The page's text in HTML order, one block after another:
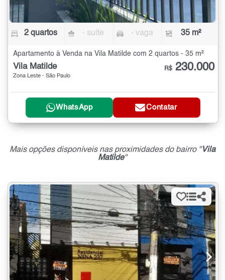
2 quartos - suíte - vaga 35 m²
Apartamento à Venda na Vila Matilde com 2 quartos - 35 m²
Vila Matilde
Zona Leste - São Paulo
R$ 230.000
WhatsApp Contatar
Mais opções disponíveis nas proximidades do bairro "Vila
Matilde"